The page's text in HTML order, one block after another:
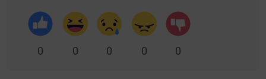
0 0 0 0 0